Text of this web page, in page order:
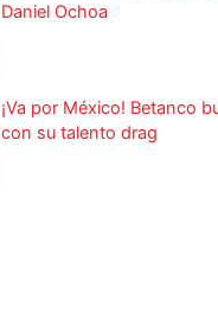
Daniel Ochoa
¡Va por México! Betanco
con su talento drag